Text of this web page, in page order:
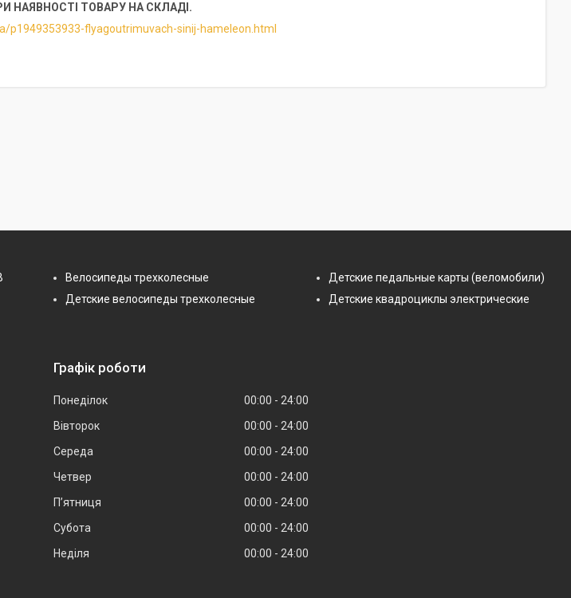
НАЯВНОСТІ ТОВАРУ НА СКЛАДІ.
p1949353933-flyagoutrimuvach-sinij-hameleon.html
Велосипеды трехколесные
Детские велосипеды трехколесные
Детские педальные карты (веломобили)
Детские квадроциклы электрические
Графік роботи
Понеділок 00:00
24:00
Вівторок
00:00
24:00
Середа
00:00
24:00
Четвер
00:00
24:00
Пʼятниця
00:00
24:00
Субота
00:00
24:00
Неділя
00:00 24:00